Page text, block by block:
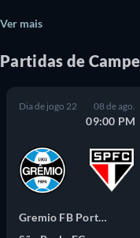
Ver mais
Partidas de
Dia de jogo 22 08 de ago.
09:00 PM
Gremio FB Porto